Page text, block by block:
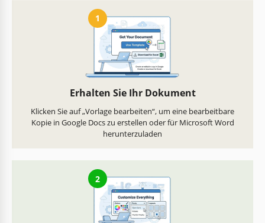
1
Erhalten Sie Ihr Dokument
Klicken Sie auf „Vorlage bearbeiten“, um eine bearbeitbare
Kopie in Google Docs zu erstellen oder für Microsoft Word
herunterzuladen
2